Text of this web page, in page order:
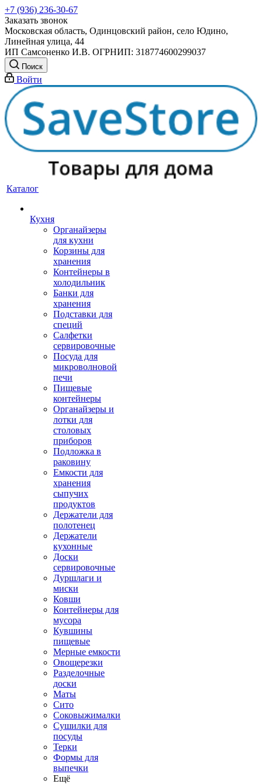
+7 (936) 236-30-67
Заказать звонок
Московская область, Одинцовский район, село Юдино,
Линейная улица, 44
ИП Самсоненко И.В. ОГРНИП: 318774600299037
Поиск
Войти
Каталог
Кухня
Органайзеры
для кухни
Корзины для
хранения
Контейнеры в
холодильник
Банки для
хранения
Подставки для
специй
Салфетки
сервировочные
Посуда для
микроволновой
печи
Пищевые
контейнеры
Органайзеры и
лотки для
столовых
приборов
Подложка в
раковину
Емкости для
хранения
сыпучих
продуктов
Держатели для
полотенец
Держатели
кухонные
Доски
сервировочные
Дуршлаги и
миски
Ковши
Контейнеры для
мусора
Кувшины
пищевые
Мерные емкости
Овощерезки
Разделочные
доски
Маты
Сито
Соковыжималки
Сушилки для
посуды
Терки
Формы для
выпечки
Ещё